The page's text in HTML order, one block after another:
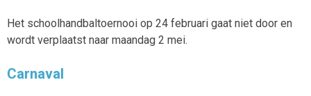
Het schoolhandbaltoernooi op 24 februari gaat niet door en
wordt verplaatst naar maandag 2 mei.
Carnaval